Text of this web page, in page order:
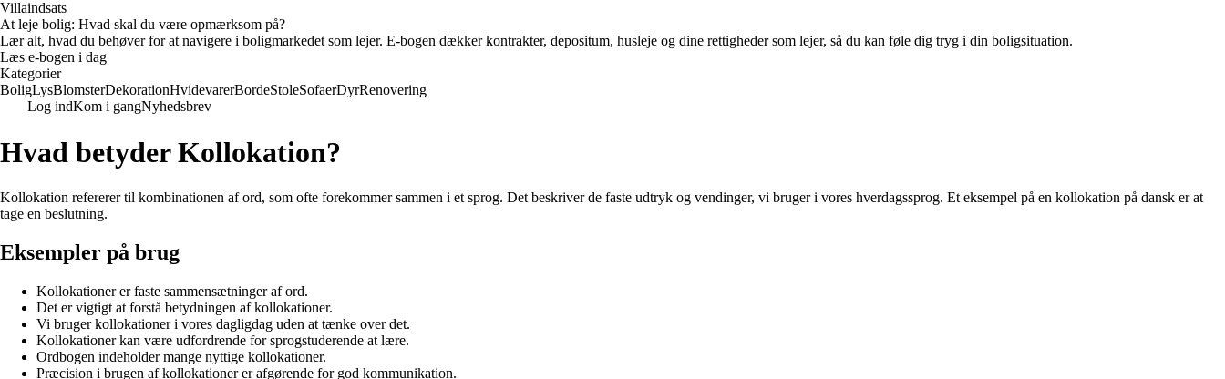
Villaindsats
At leje bolig: Hvad skal du være opmærksom på?
Lær alt, hvad du behøver for at navigere i boligmarkedet som lejer. E-bogen dækker kontrakter, depositum, husleje og dine rettigheder som lejer, så du kan føle dig tryg i din boligsituation.
Læs e-bogen i dag
Kategorier
BoligLysBlomsterDekorationHvidevarerBordeStoleSofaerDyrRenovering
Log indKom i gangNyhedsbrev
Hvad betyder Kollokation?
Kollokation refererer til kombinationen af ord, som ofte forekommer sammen i et sprog. Det beskriver de faste udtryk og vendinger, vi bruger i vores hverdagssprog. Et eksempel på en kollokation på dansk er at
tage en beslutning.
Eksempler på brug
Kollokationer er faste sammensætninger af ord.
Det er vigtigt at forstå betydningen af kollokationer.
Vi bruger kollokationer i vores dagligdag uden at tænke over det.
Kollokationer kan være udfordrende for sprogstuderende at lære.
Ordbogen indeholder mange nyttige kollokationer.
Præcision i brugen af kollokationer er afgørende for god kommunikation.